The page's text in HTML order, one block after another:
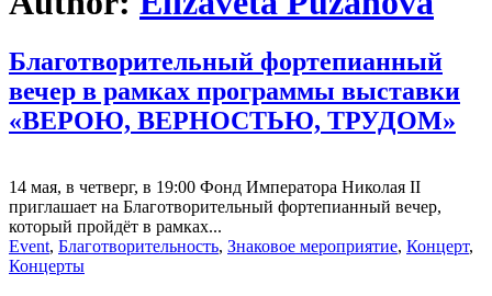
Благотворительный фортепианный
вечер в рамках программы выставки
«ВЕРОЮ, ВЕРНОСТЬЮ, ТРУДОМ»
14 мая, в четверг, в 19:00 Фонд Императора Николая II
приглашает на Благотворительный фортепианный вечер,
который пройдёт в рамках...
Event, Благотворительность, Знаковое мероприятие, Концерт,
Концерты